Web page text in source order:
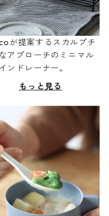
が提案するスカルプチ
アプローチのミニマル
ンドレーナー。
もっと見る